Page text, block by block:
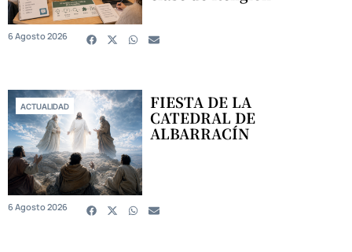
6 Agosto 2026
ACTUALIDAD FIESTA DE LA
CATEDRAL DE
ALBARRACÍN
6 Agosto 2026